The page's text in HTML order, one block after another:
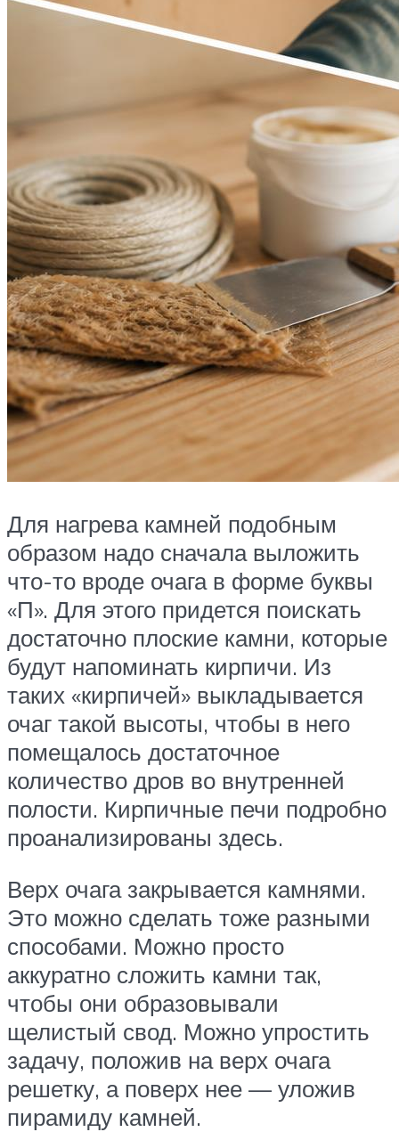
Для нагрева камней подобным
образом надо сначала выложить
что-то вроде очага в форме буквы
«П». Для этого придется поискать
достаточно плоские камни, которые
будут напоминать кирпичи. Из
таких «кирпичей» выкладывается
очаг такой высоты, чтобы в него
помещалось достаточное
количество дров во внутренней
полости. Кирпичные печи подробно
проанализированы здесь.
Верх очага закрывается камнями.
Это можно сделать тоже разными
способами. Можно просто
аккуратно сложить камни так,
чтобы они образовывали
щелистый свод. Можно упростить
задачу, положив на верх очага
решетку, а поверх нее — уложив
пирамиду камней.